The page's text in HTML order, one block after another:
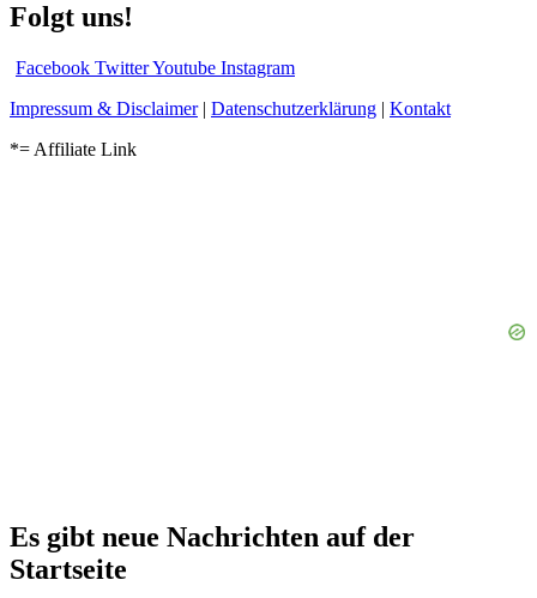
Folgt uns!
Facebook TwitterYoutube Instagram
Impressum & Disclaimer| Datenschutzerklärung | Kontakt
*= Affiliate Link
Es gibt neue Nachrichten auf der
Startseite